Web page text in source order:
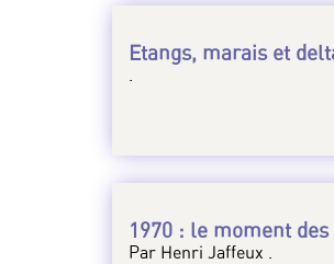
Etangs, marais et
.
1970 : le moment
Par Henri Jaffeux .